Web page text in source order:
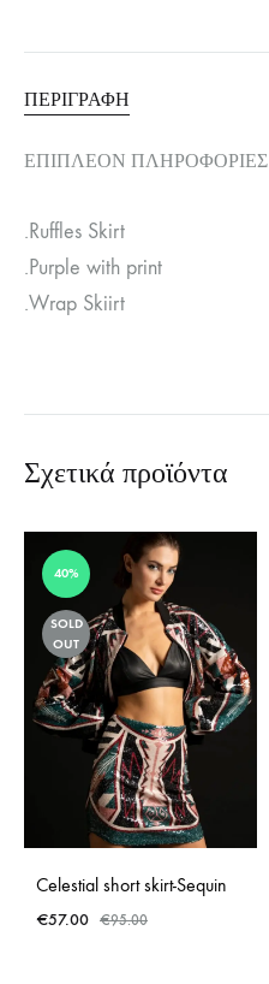
ΠΕΡΙΓΡΑΦΉ
ΕΠΙΠΛΈΟΝ ΠΛΗΡΟΦΟΡΊΕΣ
.Ruffles Skirt
.Purple with print
.Wrap Skiirt
Σχετικά προϊόντα
40%
SOLD
OUT
Celestial short skirt-Sequin
€57.00 €95.00